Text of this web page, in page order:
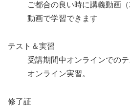
ご都合の良い時に講義動画
動画で学習できます
テスト＆実習
受講期間中オンラインでの
オンライン実習。
修了証